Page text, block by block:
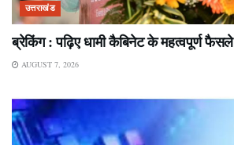
उत्तराखंड
ब्रेकिंग : पढ़िए धामी कैबिनेट के महत्वपूर्ण फैसले
AUGUST 7, 2026